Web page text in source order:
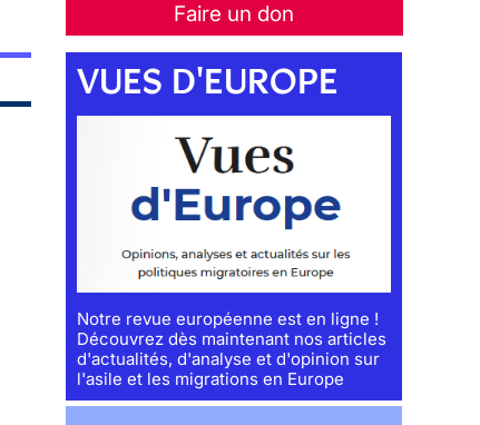
Faire un don
VUES D'EUROPE
Notre revue européenne est en ligne !
Découvrez dès maintenant nos articles
d'actualités, d'analyse et d'opinion sur
l'asile et les migrations en Europe